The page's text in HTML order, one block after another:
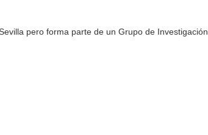
pero forma parte de un Grupo de Investigación.